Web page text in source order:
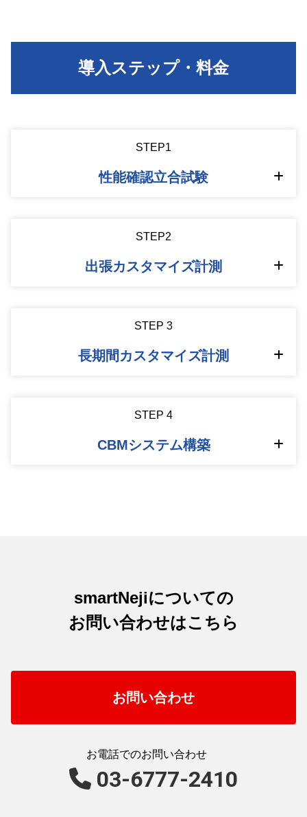
導入ステップ・料金
STEP1
性能確認立合試験
STEP2
出張カスタマイズ計測
STEP 3
長期間カスタマイズ計測
STEP 4
CBMシステム構築
smartNejiについての
お問い合わせはこちら
お問い合わせ
お電話でのお問い合わせ
03-6777-2410​